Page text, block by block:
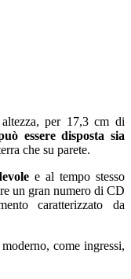
per 17,3 cm di
essere disposta sia
che su parete.
e al tempo stesso
un gran numero di CD
caratterizzato da
come ingressi,